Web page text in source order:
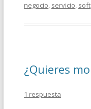
negocio, servicio, soft
¿Quieres
1 respuesta